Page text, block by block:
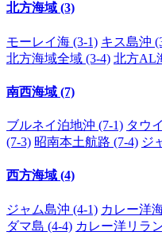
北方海域 (3)
モーレイ海 (3-1) キス島沖
北方海域全域 (3-4) 北方AL
南西海域 (7)
ブルネイ泊地沖 (7-1) タウ
(7-3) 昭南本土航路 (7-4) ジ
西方海域 (4)
ジャム島沖 (4-1) カレー洋
ダマ島 (4-4) カレー洋リラ